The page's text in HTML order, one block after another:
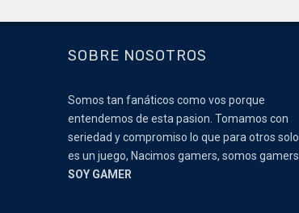
SOBRE NOSOTROS
Somos tan fanáticos como vos porque
entendemos de esta pasion. Tomamos con
seriedad y compromiso lo que para otros solo
es un juego, Nacimos gamers, somos gamers.
SOY GAMER